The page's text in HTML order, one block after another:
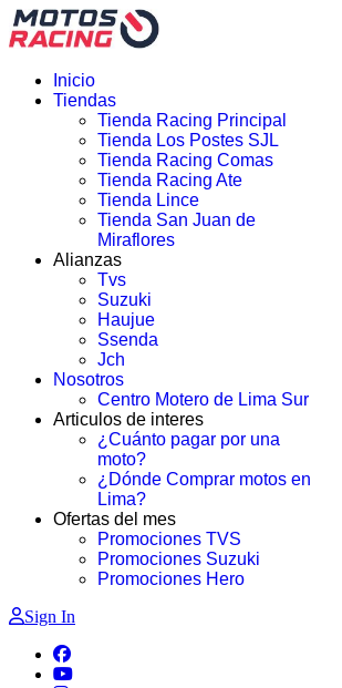
Inicio
Tiendas
Tienda Racing Principal
Tienda Los Postes SJL
Tienda Racing Comas
Tienda Racing Ate
Tienda Lince
Tienda San Juan de
Miraflores
Alianzas
Tvs
Suzuki
Haujue
Ssenda
Jch
Nosotros
Centro Motero de Lima Sur
Articulos de interes
¿Cuánto pagar por una
moto?
¿Dónde Comprar motos en
Lima?
Ofertas del mes
Promociones TVS
Promociones Suzuki
Promociones Hero
Sign In